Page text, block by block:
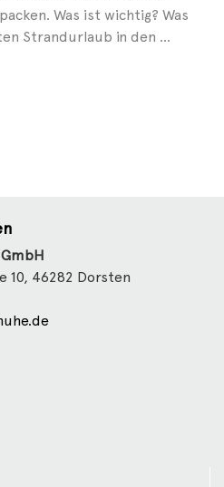
Was ist wichtig? Was
Strandurlaub in den ...
10, 46282 Dorsten